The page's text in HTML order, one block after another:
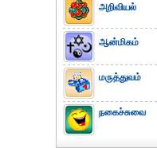
அறிவியல்
ஆன்மிகம்
மருத்துவம்
நகைச்சுவை